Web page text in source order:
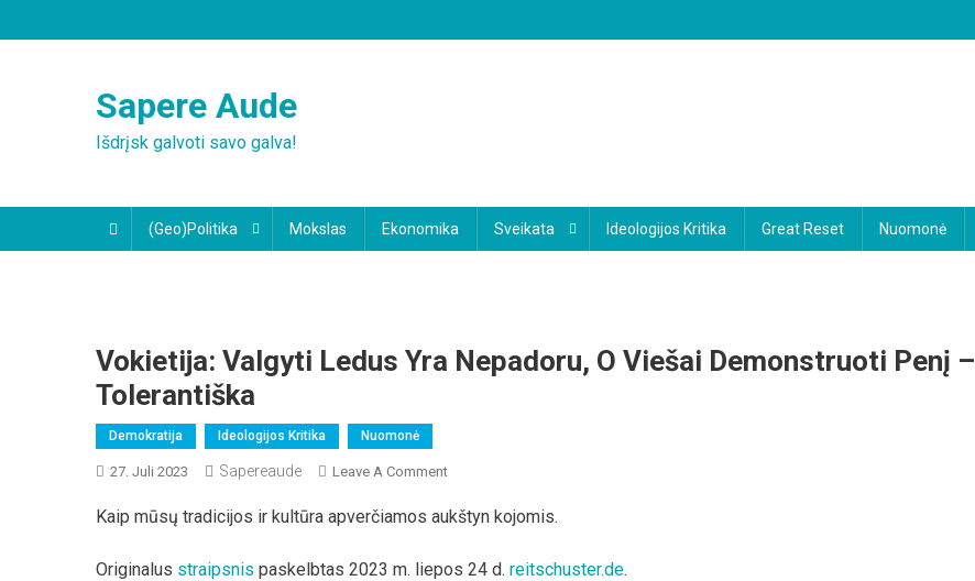
to
Sapere Aude
Išdrįsk galvoti savo galva!
(Geo)Politika Mokslas Ekonomika Sveikata Ideologijos Kritika Great Reset Nuomonė
Vokietija: Valgyti Ledus Yra Nepadoru, O Viešai Demonstruoti Penį –
Tolerantiška
Demokratija Ideologijos Kritika Nuomonė
27. Juli 2023 Sapereaude Leave A CommentOn
Valgyti
Yra
Kaip mūsų tradicijos ir kultūra apverčiamos aukštyn kojomis.
Originalus straipsnis paskelbtas 2023 m. liepos 24 d. reitschuster.de.